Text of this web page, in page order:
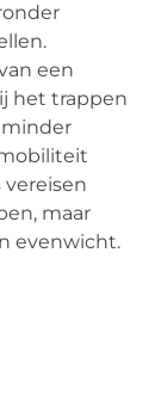
een
het trappen
minder
maar
evenwicht.